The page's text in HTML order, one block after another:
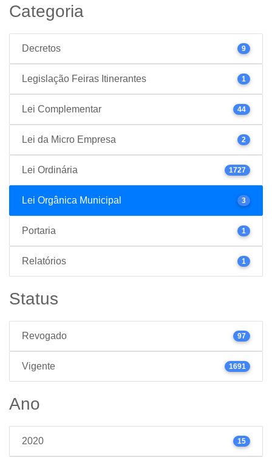
Categoria
Decretos 9
Legislação Feiras Itinerantes 1
Lei Complementar 44
Lei da Micro Empresa 2
Lei Ordinária 1727
Lei Orgânica Municipal 3
Portaria 1
Relatórios 1
Status
Revogado 97
Vigente 1691
Ano
2020 15